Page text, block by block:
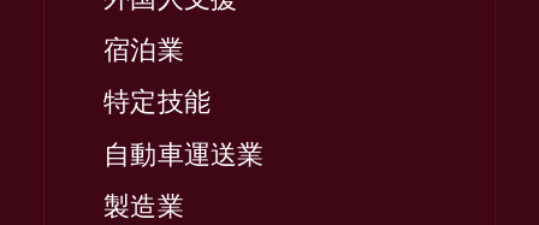
宿泊業
特定技能
自動車運送業
製造業